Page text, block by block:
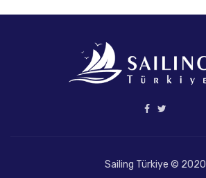
Sailing Türkiye © 2020